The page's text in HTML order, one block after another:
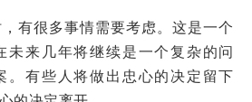
有很多事情需要考虑。这是一个
未来几年将继续是一个复杂的问
。有些人将做出忠心的决定留下